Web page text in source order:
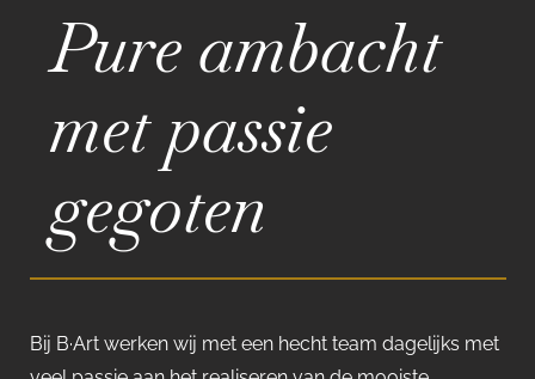
Pure ambacht
met passie
gegoten
Bij B·Art werken wij met een hecht team dagelijks met